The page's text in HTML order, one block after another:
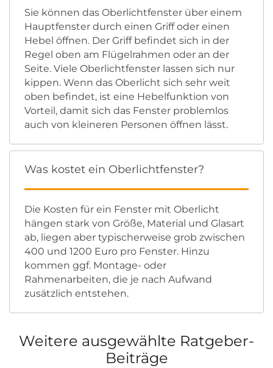
Sie können das Oberlichtfenster über einem
Hauptfenster durch einen Griff oder einen
Hebel öffnen. Der Griff befindet sich in der
Regel oben am Flügelrahmen oder an der
Seite. Viele Oberlichtfenster lassen sich nur
kippen. Wenn das Oberlicht sich sehr weit
oben befindet, ist eine Hebelfunktion von
Vorteil, damit sich das Fenster problemlos
auch von kleineren Personen öffnen lässt.
Was kostet ein Oberlichtfenster?
Die Kosten für ein Fenster mit Oberlicht
hängen stark von Größe, Material und Glasart
ab, liegen aber typischerweise grob zwischen
400 und 1200 Euro pro Fenster. Hinzu
kommen ggf. Montage- oder
Rahmenarbeiten, die je nach Aufwand
zusätzlich entstehen.
Weitere ausgewählte Ratgeber-
Beiträge